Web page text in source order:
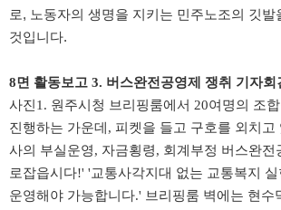
로, 노동자의 생명을 지키는 민주노조의 깃발
것입니다.
8면 활동보고 3. 버스완전공영제 쟁취 기자회
사진1. 원주시청 브리핑룸에서 20여명의 조
진행하는 가운데, 피켓을 들고 구호를 외치고
사의 부실운영, 자금횡령, 회계부정 버스완전
로잡읍시다!' '교통사각지대 없는 교통복지
운영해야 가능합니다.' 브리핑룸 벽에는 현수